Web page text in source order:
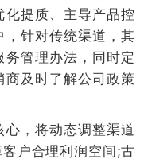
提质、主导产品控
针对传统渠道，其
管理办法，同时定
及时了解公司政策
，将动态调整渠道
户合理利润空间;古